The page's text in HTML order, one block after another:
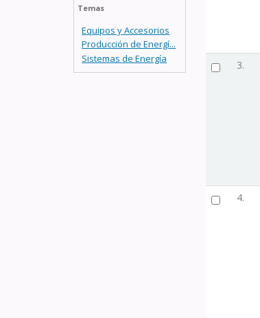
Temas
Equipos y Accesorios
Producción de Energí...
Sistemas de Energía
3.
4.